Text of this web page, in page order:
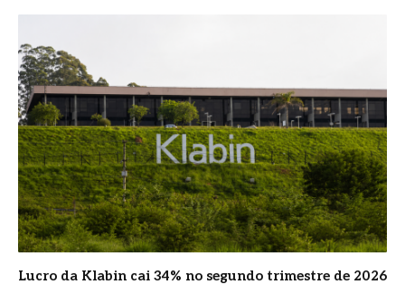
Lucro da Klabin cai 34% no segundo trimestre de 2026